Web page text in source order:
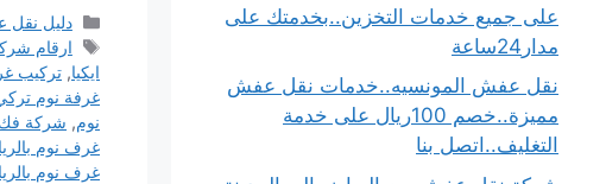
التصنيفات
دليل
الوسوم
ارقام
ايكيا, تركيب
غرفة نوم
نوم, شركة فك
غرف نوم
غرف نوم
على جميع خدمات التخزين..بخدمتك على
مدار24ساعة
نقل عفش المونسيه..خدمات نقل عفش
مميزة..خصم 100ريال على خدمة
التغليف..اتصل بنا